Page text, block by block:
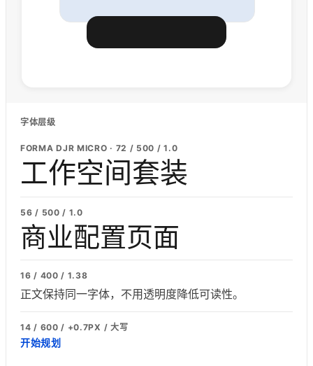
字体层级
FORMA DJR MICRO · 72 / 500 / 1.0
工作空间套装
56 / 500 / 1.0
商业配置页面
16 / 400 / 1.38
正文保持同一字体，不用透明度降低可读性。
14 / 600 / +0.7PX / 大写
开始规划